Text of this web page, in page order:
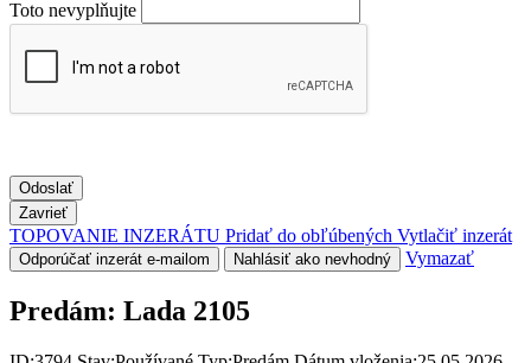
Toto nevyplňujte
Odoslať
Zavrieť
TOPOVANIE INZERÁTU Pridať do obľúbených Vytlačiť inzerát
Odporúčať inzerát e-mailom Nahlásiť ako nevhodný Vymazať
Predám: Lada 2105